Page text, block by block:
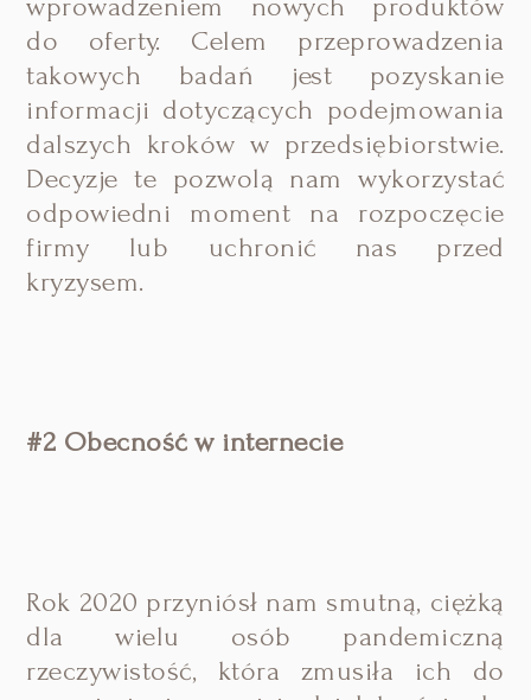
do oferty. Celem przeprowadzenia
takowych badań jest pozyskanie
informacji dotyczących podejmowania
dalszych kroków w przedsiębiorstwie.
Decyzje te pozwolą nam wykorzystać
odpowiedni moment na rozpoczęcie
firmy lub uchronić nas przed
kryzysem.
#2 Obecność w internecie
Rok 2020 przyniósł nam smutną, ciężką
dla wielu osób pandemiczną
rzeczywistość, która zmusiła ich do